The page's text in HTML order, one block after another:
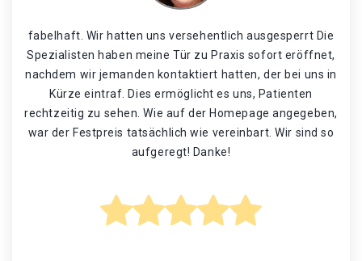
fabelhaft. Wir hatten uns versehentlich ausgesperrt Die
Spezialisten haben meine Tür zu Praxis sofort eröffnet,
nachdem wir jemanden kontaktiert hatten, der bei uns in
Kürze eintraf. Dies ermöglicht es uns, Patienten
rechtzeitig zu sehen. Wie auf der Homepage angegeben,
war der Festpreis tatsächlich wie vereinbart. Wir sind so
aufgeregt! Danke!